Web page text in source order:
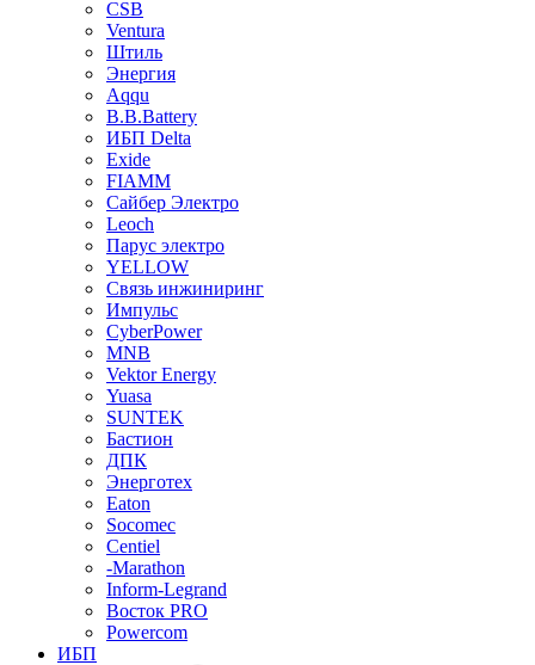
CSB
Ventura
Штиль
Энергия
Aqqu
B.B.Bаttery
ИБП Delta
Exide
FIAMM
Сайбер Электро
Leoch
Парус электро
YELLOW
Связь инжиниринг
Импульс
CyberPower
MNB
Vektor Energy
Yuasa
SUNTEK
Бастион
ДПК
Энерготех
Eaton
Socomec
Centiel
-Marathon
Inform-Legrand
Восток PRO
Powercom
ИБП